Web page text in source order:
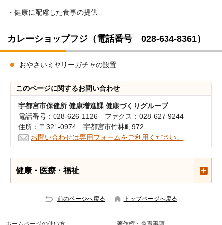
・健康に配慮した食事の提供
カレーショップフジ（電話番号 028-634-8361）
おやさいミヤリーガチャの設置
このページに関するお問い合わせ
宇都宮市保健所 健康増進課 健康づくりグループ
電話番号：028-626-1126 ファクス：028-627-9244
住所：〒321-0974 宇都宮市竹林町972
お問い合わせは専用フォームをご利用ください。
健康・医療・福祉
前のページへ戻る トップページへ戻る
ホームページの使い方 著作権・免責事項